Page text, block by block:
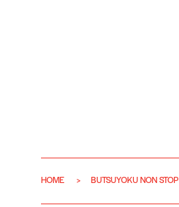
HOME BUTSUYOKU NON STOP